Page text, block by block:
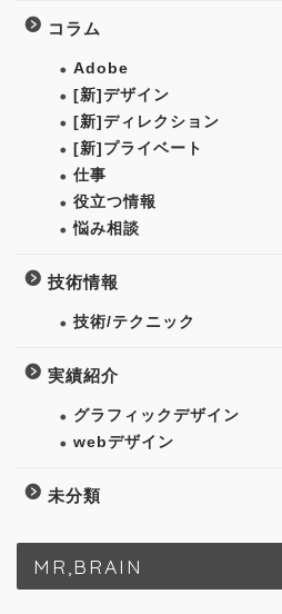
コラム
Adobe
[新]デザイン
[新]ディレクション
[新]プライベート
仕事
役立つ情報
悩み相談
技術情報
技術/テクニック
実績紹介
グラフィックデザイン
webデザイン
未分類
MR,BRAIN